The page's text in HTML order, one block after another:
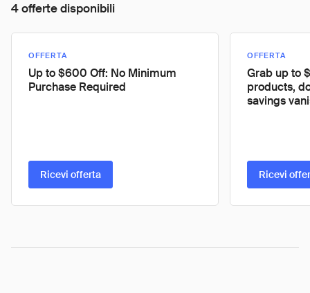
4 offerte disponibili
OFFERTA
Up to $600 Off: No Minimum
Purchase Required
Ricevi offerta
OFFERTA
Grab up to
products,
savings
Ricevi